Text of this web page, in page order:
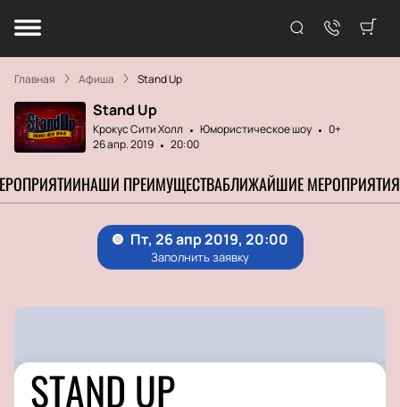
Главная Афиша Stand Up
Stand Up
Крокус Сити Холл Юмористическое шоу
0+
26 апр. 2019
20:00
НАШИ ПРЕИМУЩЕСТВАБЛИЖАЙШИЕ МЕРОПРИЯТИЯ
STAND UP